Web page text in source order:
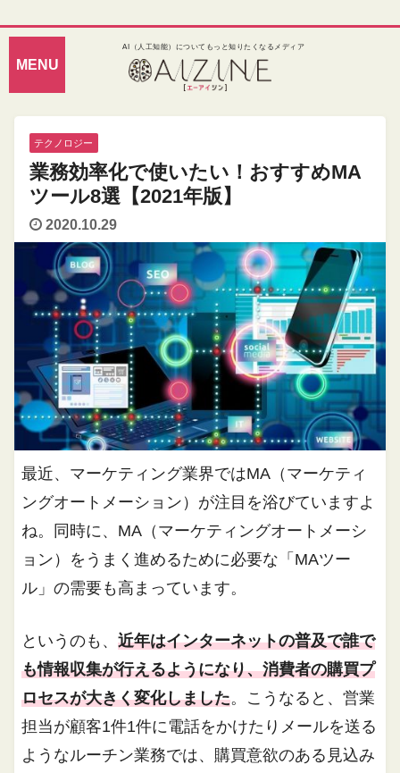
AI（人工知能）についてもっと知りたくなるメディア
テクノロジー
業務効率化で使いたい！おすすめMA
ツール8選【2021年版】
2020.10.29
最近、マーケティング業界ではMA（マーケティ
ングオートメーション）が注目を浴びていますよ
ね。同時に、MA（マーケティングオートメーシ
ョン）をうまく進めるために必要な「MAツー
ル」の需要も高まっています。
というのも、近年はインターネットの普及で誰で
も情報収集が行えるようになり、消費者の購買プ
ロセスが大きく変化しました。こうなると、営業
担当が顧客1件1件に電話をかけたりメールを送る
ようなルーチン業務では、購買意欲のある見込み